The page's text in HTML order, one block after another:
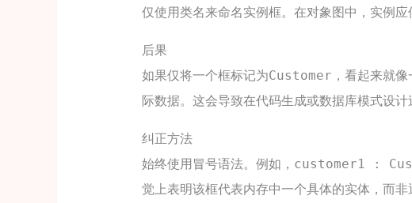
仅使用类名来命名实例框。在对象图中，实例应
后果
如果仅将一个框标记为Customer ，看起来就
际数据。这会导致在代码生成或数据库模式设计
纠正方法
始终使用冒号语法。例如， customer1 :
觉上表明该框代表内存中一个具体的实体，而非